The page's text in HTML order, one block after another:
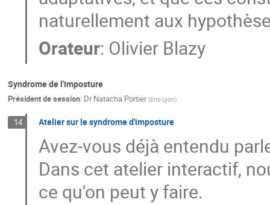
naturellement aux
Orateur: Olivier Blazy
Syndrome de l'imposture
Président de session: Dr Natacha Portier (Ens-Lyon)
14 Atelier sur le syndrome d'imposture
Avez-vous déjà entendu
Dans cet atelier interactif,
ce qu'on peut y faire.